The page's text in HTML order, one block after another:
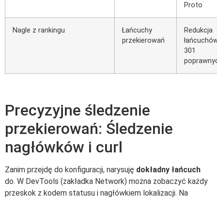
Proto
Nagle z rankingu
Łańcuchy
przekierowań
Redukcja
301
Precyzyjne śledzenie
przekierowań: Śledzenie
nagłówków i curl
Zanim przejdę do konfiguracji, narysuję dokładny łańcuch
do. W DevTools (zakładka Network) można zobaczyć każdy
przeskok z kodem statusu i nagłówkiem lokalizacji. Na